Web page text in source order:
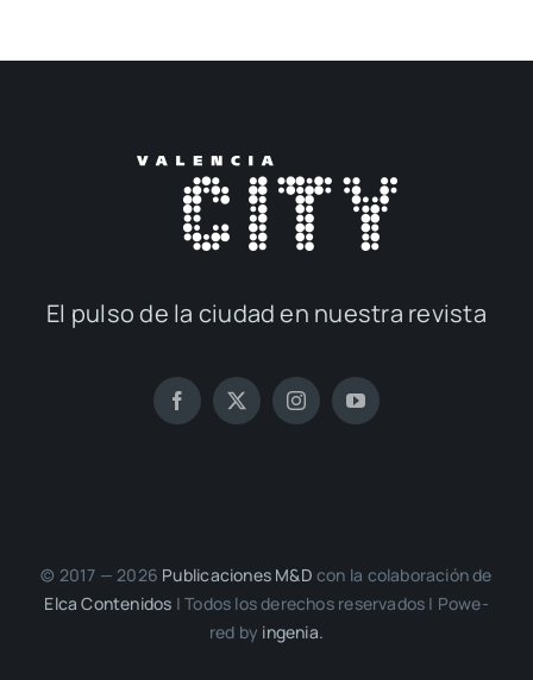
El pul­so de la ciu­dad en nues­tra revis­ta
© 2017 — 2026 Publi­ca­cio­nes M&D con la cola­bo­ra­ción de
Elca Con­te­ni­dos | Todos los dere­chos reser­va­dos | Powe­
red by inge­nia.